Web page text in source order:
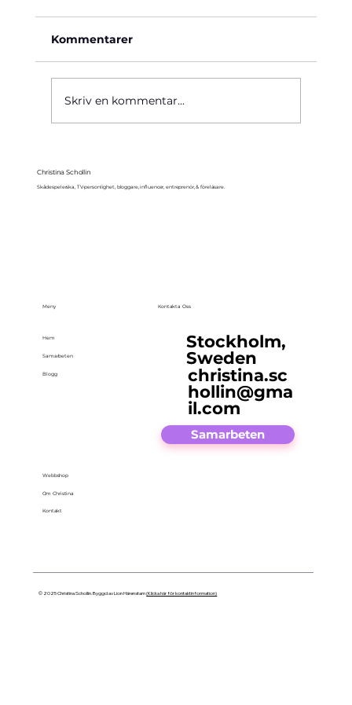
Kommentarer
Skriv en kommentar...
Christina Schollin
Skådespelerska, TV-personlighet, bloggare, influencer, entreprenör, & föreläsare.
Meny
Hem
Samarbeten
Blogg
Webbshop
Om Christina
Kontakt
Kontakta Oss
Stockholm,
Sweden
christina.sc
hollin@gma
il.com
Samarbeten
© 2025 Christina Schollin. Byggd av Lion Härenstam(Klicka här för kontaktinformation)